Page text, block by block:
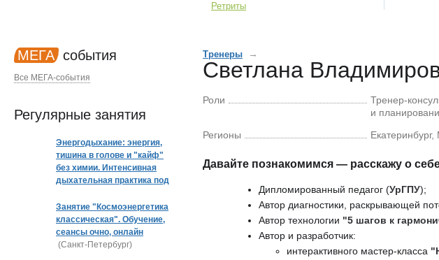
Ретриты
Тренеры →
Светлана
Роли
Тренер-
и
Регионы
Екатеринбург,
Давайте познакомимся — расскажу о
Дипломированный педагог (УрГПУ);
Автор диагностики, раскрывающей
Автор технологии "5 шагов к
Автор и разработчик:
интерактивного мастер-класса
МЕГА события
Все МЕГА-события
Регулярные занятия
Энергодыхание: энергия,
тишина в голове и "кайф"
без химии. Интенсивная
дыхательная практика под
Занятие "Космоэнергетика
классическая". Обучение,
сеансы очно, онлайн
(Санкт-Петербург)